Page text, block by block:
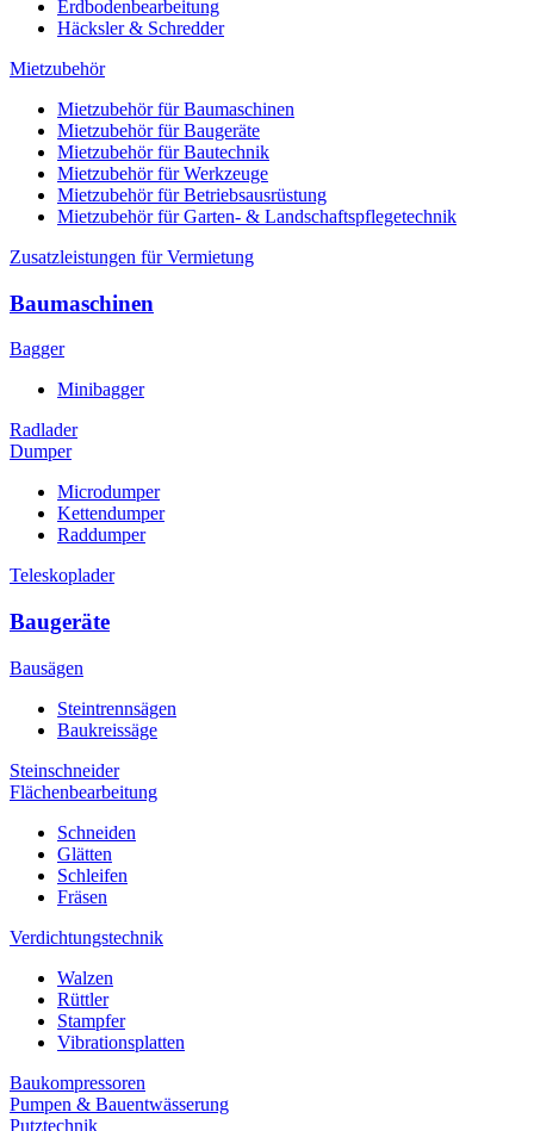
Erdbodenbearbeitung
Häcksler & Schredder
Mietzubehör
Mietzubehör für Baumaschinen
Mietzubehör für Baugeräte
Mietzubehör für Bautechnik
Mietzubehör für Werkzeuge
Mietzubehör für Betriebsausrüstung
Mietzubehör für Garten- & Landschaftspflegetechnik
Zusatzleistungen für Vermietung
Baumaschinen
Bagger
Minibagger
Radlader
Dumper
Microdumper
Kettendumper
Raddumper
Teleskoplader
Baugeräte
Bausägen
Steintrennsägen
Baukreissäge
Steinschneider
Flächenbearbeitung
Schneiden
Glätten
Schleifen
Fräsen
Verdichtungstechnik
Walzen
Rüttler
Stampfer
Vibrationsplatten
Baukompressoren
Pumpen & Bauentwässerung
Putztechnik